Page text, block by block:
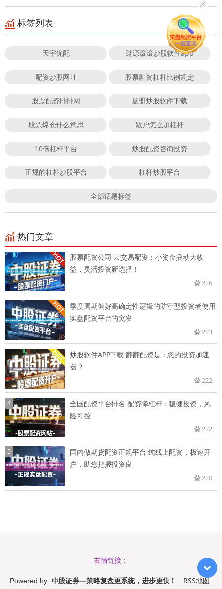
标签列表
天宇优配 财源滚滚炒股软件app
配资炒股网址 股票融资杠杆比例规定
股票配资排排网 益盟炒股软件下载
股票爆仓什么意思 散户怎么加杠杆
10倍杠杆平台 炒股配资咨询投资
正规的杠杆炒股平台 杠杆炒股平台
全部话题标签
热门文章
股票配资公司 云交易配资：小资金撬动大收
益，灵活投资新选择！
226
季度周期偏好高确定性逻辑的防守型投资者使用
实盘配资平台的突发
223
炒股软件APP下载 翻翻配资是：您的投资加速
器？
222
4
全国配资平台排名 配资降杠杆：稳健投资，风
险可控
222
5
国内做期货配资正规平台 纯线上配资，极速开
户，助您把握投资良
220
友情链接：
Powered by 中股证券—策略复盘更系统，进步更快！
RSS地图